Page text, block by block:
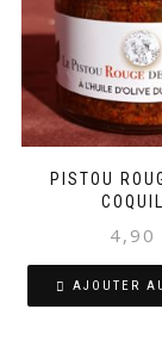
PISTOU
4,90
AJOUTER